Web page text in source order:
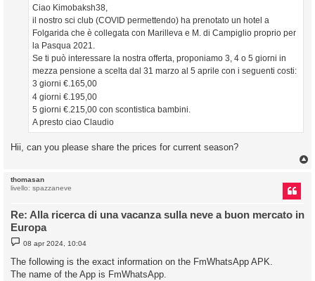
Ciao Kimobaksh38,
il nostro sci club (COVID permettendo) ha prenotato un hotel a
Folgarida che è collegata con Marilleva e M. di Campiglio proprio per
la Pasqua 2021.
Se ti può interessare la nostra offerta, proponiamo 3, 4 o 5 giorni in
mezza pensione a scelta dal 31 marzo al 5 aprile con i seguenti costi:
3 giorni €.165,00
4 giorni €.195,00
5 giorni €.215,00 con scontistica bambini.
A presto ciao Claudio
Hii, can you please share the prices for current season?
thomasan
livello: spazzaneve
Re: Alla ricerca di una vacanza sulla neve a buon mercato in
Europa
M
s
a
08 apr 2024, 10:04
The following is the exact information on the FmWhatsApp APK.
The name of the App is FmWhatsApp.